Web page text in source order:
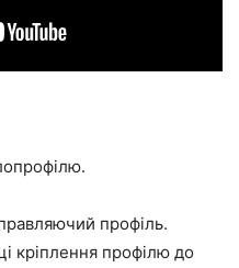
профіль.
кріплення профілю до